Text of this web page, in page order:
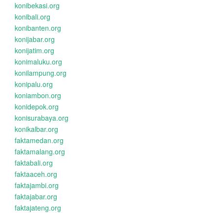
konibekasi.org
konibali.org
konibanten.org
konijabar.org
konijatim.org
konimaluku.org
konilampung.org
konipalu.org
koniambon.org
konidepok.org
konisurabaya.org
konikalbar.org
faktamedan.org
faktamalang.org
faktabali.org
faktaaceh.org
faktajambi.org
faktajabar.org
faktajateng.org